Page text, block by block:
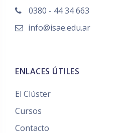
0380 - 44 34 663
info@isae.edu.ar
ENLACES ÚTILES
El Clúster
Cursos
Contacto